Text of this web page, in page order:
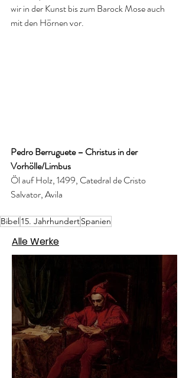
wir in der Kunst bis zum Barock Mose auch
mit den Hörnen vor.
Pedro Berruguete – Christus in der
Vorhölle/Limbus
Öl auf Holz, 1499, Catedral de Cristo
Salvator, Avila
Bibel15. JahrhundertSpanien
Alle Werke